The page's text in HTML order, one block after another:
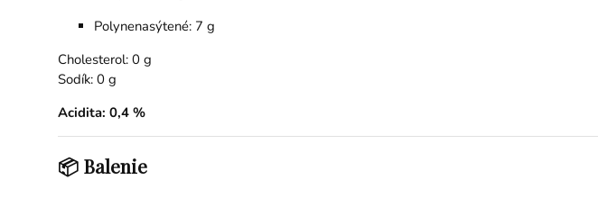
Polynenasýtené: 7 g
Cholesterol: 0 g
Sodík: 0 g
Acidita: 0,4 %
📦 Balenie